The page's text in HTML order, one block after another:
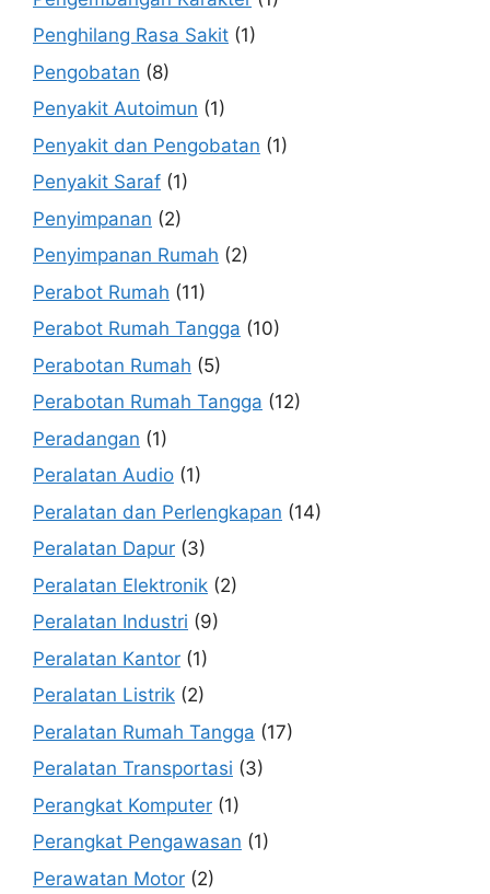
Penghilang Rasa Sakit (1)
Pengobatan (8)
Penyakit Autoimun (1)
Penyakit dan Pengobatan (1)
Penyakit Saraf (1)
Penyimpanan (2)
Penyimpanan Rumah (2)
Perabot Rumah (11)
Perabot Rumah Tangga (10)
Perabotan Rumah (5)
Perabotan Rumah Tangga (12)
Peradangan (1)
Peralatan Audio (1)
Peralatan dan Perlengkapan (14)
Peralatan Dapur (3)
Peralatan Elektronik (2)
Peralatan Industri (9)
Peralatan Kantor (1)
Peralatan Listrik (2)
Peralatan Rumah Tangga (17)
Peralatan Transportasi (3)
Perangkat Komputer (1)
Perangkat Pengawasan (1)
Perawatan Motor (2)